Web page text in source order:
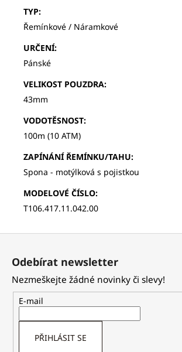
TYP:
Řemínkové / Náramkové
URČENÍ:
Pánské
VELIKOST POUZDRA:
43mm
VODOTĚSNOST:
100m (10 ATM)
ZAPÍNÁNÍ ŘEMÍNKU/TAHU:
Spona - motýlková s pojistkou
MODELOVÉ ČÍSLO:
T106.417.11.042.00
Odebírat newsletter
Nezmeškejte žádné novinky či slevy!
E-mail
PŘIHLÁSIT SE